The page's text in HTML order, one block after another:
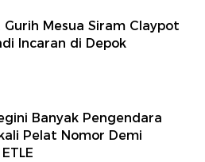
Mesua Siram Claypot
Incaran di Depok
Banyak Pengendara
Pelat Nomor Demi